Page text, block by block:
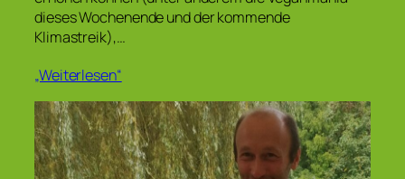
dieses Wochenende und der kommende
Klimastreik),…
„Weiterlesen“